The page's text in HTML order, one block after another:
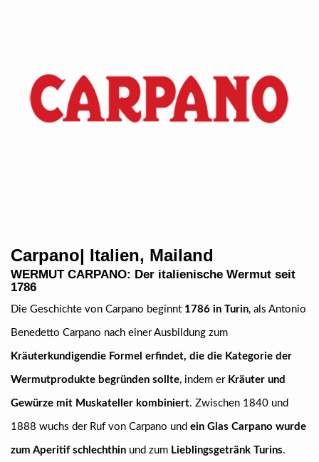
Carpano| Italien, Mailand
WERMUT CARPANO: Der italienische Wermut seit
1786
Die Geschichte von Carpano beginnt 1786 in Turin, als Antonio
Benedetto Carpano nach einer Ausbildung zum
Kräuterkundigendie Formel erfindet, die die Kategorie der
Wermutprodukte begründen sollte, indem er Kräuter und
Gewürze mit Muskateller kombiniert. Zwischen 1840 und
1888 wuchs der Ruf von Carpano und ein Glas Carpano wurde
zum Aperitif schlechthin und zum Lieblingsgetränk Turins.